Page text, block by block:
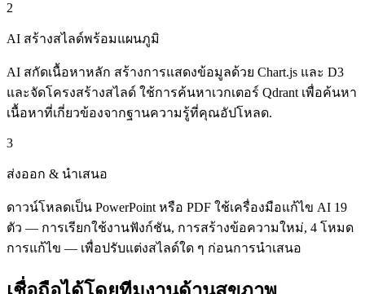
2
AI สร้างสไลด์พร้อมแผนภูมิ
AI สกัดเนื้อหาหลัก สร้างการแสดงข้อมูลด้วย Chart.js และ D3
และจัดโครงสร้างสไลด์ ใช้การค้นหาเวกเตอร์ Qdrant เพื่อค้นหา
เนื้อหาที่เกี่ยวข้องจากฐานความรู้ที่คุณอัปโหลด.
3
ส่งออก & นำเสนอ
ดาวน์โหลดเป็น PowerPoint หรือ PDF ใช้เครื่องมือแก้ไข AI 19
ตัว — การเรียกใช้งานฟังก์ชัน, การสร้างข้อความใหม่, 4 โหมด
การแก้ไข — เพื่อปรับแต่งสไลด์ใด ๆ ก่อนการนำเสนอ